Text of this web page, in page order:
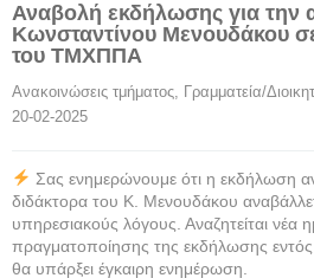
Αναβολή εκδήλωσης για την
Κωνσταντίνου Μενουδάκου
του ΤΜΧΠΠΑ
Ανακοινώσεις τμήματος, Γραμματεία/
20-02-2025
Σας ενημερώνουμε ότι η εκδήλωση
διδάκτορα του Κ. Μενουδάκου
υπηρεσιακούς λόγους. Αναζητείται νέα
πραγματοποίησης της εκδήλωσης
θα υπάρξει έγκαιρη ενημέρωση.